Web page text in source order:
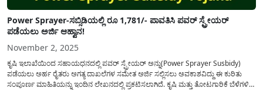
Power Sprayer-ಸಬ್ಸಿಡಿಯಲ್ಲಿ ರೂ 1,781/- ಪಾವತಿಸಿ ಪವರ್ ಸ್ಪ್ರೇಯರ್
ಪಡೆಯಲು ಅರ್ಜಿ ಆಹ್ವಾನ!
November 2, 2025
ಕೃಷಿ ಇಲಾಖೆಯಿಂದ ಸಹಾಯಧನದಲ್ಲಿ ಪವರ್ ಸ್ಪ್ರೇಯರ್ ಅನ್ನು(Power Sprayer Susbidy)
ಪಡೆಯಲು ಅರ್ಹ ರೈತರು ಅಗತ್ಯ ದಾಖಲೆಗಳ ಸಮೇತ ಅರ್ಜಿ ಸಲ್ಲಿಸಲು ಅವಕಾಶವಿದ್ದು ಈ ಕುರಿತು
ಸಂಪೂರ್ಣ ಮಾಹಿತಿಯನ್ನು ಇಂದಿನ ಲೇಖನದಲ್ಲಿ ಪ್ರಕಟಿಸಲಾಗಿದೆ. ಕೃಷಿ ಮತ್ತು ತೋಟಗಾರಿಕೆ ಬೆಳೆಗಳಿಗೆ